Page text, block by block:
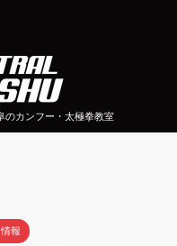
のカンフー・太極拳教室
報